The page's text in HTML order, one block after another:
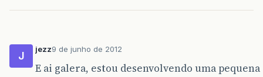
J
jezz9 de junho de 2012
E ai galera, estou desenvolvendo uma